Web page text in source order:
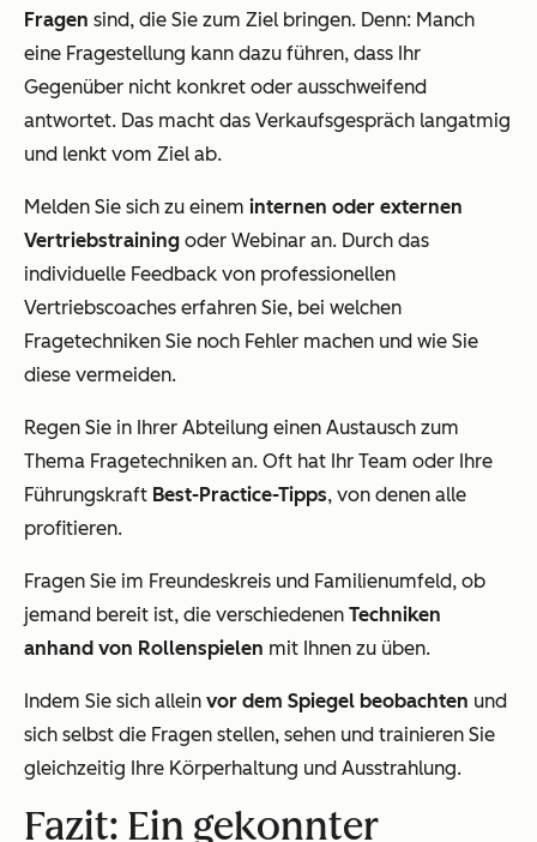
Fragen sind, die Sie zum Ziel bringen. Denn: Manch
eine Fragestellung kann dazu führen, dass Ihr
Gegenüber nicht konkret oder ausschweifend
antwortet. Das macht das Verkaufsgespräch langatmig
und lenkt vom Ziel ab.
Melden Sie sich zu einem internen oder externen
Vertriebstraining oder Webinar an. Durch das
individuelle Feedback von professionellen
Vertriebscoaches erfahren Sie, bei welchen
Fragetechniken Sie noch Fehler machen und wie Sie
diese vermeiden.
Regen Sie in Ihrer Abteilung einen Austausch zum
Thema Fragetechniken an. Oft hat Ihr Team oder Ihre
Führungskraft Best-Practice-Tipps, von denen alle
profitieren.
Fragen Sie im Freundeskreis und Familienumfeld, ob
jemand bereit ist, die verschiedenen Techniken
anhand von Rollenspielen mit Ihnen zu üben.
Indem Sie sich allein vor dem Spiegel beobachten und
sich selbst die Fragen stellen, sehen und trainieren Sie
gleichzeitig Ihre Körperhaltung und Ausstrahlung.
Fazit: Ein gekonnter